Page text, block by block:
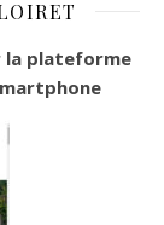
la plateforme